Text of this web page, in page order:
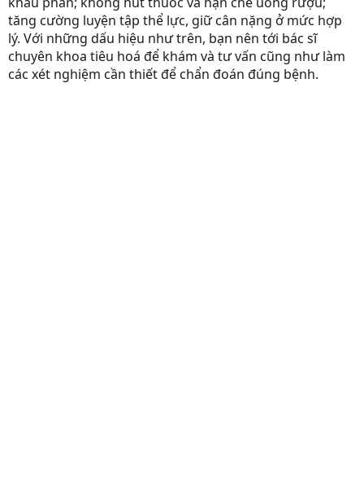
tăng cường luyện tập thể lực, giữ cân nặng ở mức hợp
lý. Với những dấu hiệu như trên, bạn nên tới bác sĩ
chuyên khoa tiêu hoá để khám và tư vấn cũng như làm
các xét nghiệm cần thiết để chẩn đoán đúng bệnh.